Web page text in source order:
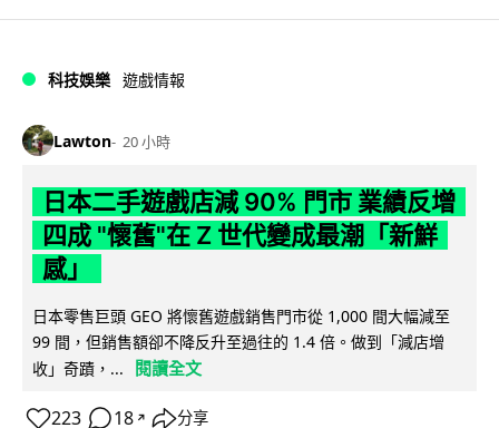
科技娛樂 遊戲情報
Lawton 20 小時
日本二手遊戲店減 90% 門市 業績反增
四成 "懷舊"在 Z 世代變成最潮「新鮮
感」
日本零售巨頭 GEO 將懷舊遊戲銷售門市從 1,000 間大幅減至
99 間，但銷售額卻不降反升至過往的 1.4 倍。做到「減店增
收」奇蹟，...
閱讀全文
223 18 ↗ 分享